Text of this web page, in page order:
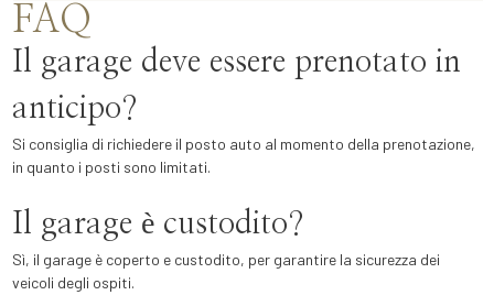
FAQ
Il garage deve essere prenotato in
anticipo?
Si consiglia di richiedere il posto auto al momento della prenotazione,
in quanto i posti sono limitati.
Il garage è custodito?
Sì, il garage è coperto e custodito, per garantire la sicurezza dei
veicoli degli ospiti.